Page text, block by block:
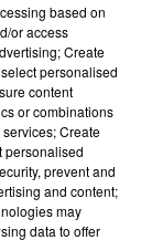
FEAT. EMMA
Juste Un Peu
based on
or access
Create
personalised
content
or combinations
Create
personalised
prevent and
and content;
may
data to offer